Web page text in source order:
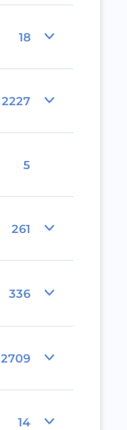
18
2227
5
261
336
2709
14